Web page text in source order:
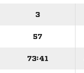
3
57
73:41